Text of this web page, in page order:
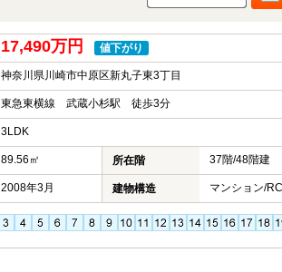
17,490万円 値下がり
神奈川県川崎市中原区新丸子東3丁目
東急東横線 武蔵小杉駅 徒歩3分
3LDK
89.56㎡ 所在階 37階/48階建
2008年3月 建物構造 マンション/